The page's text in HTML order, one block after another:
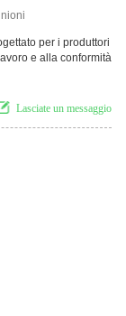
per i produttori
e alla conformità
Lasciate un messaggio